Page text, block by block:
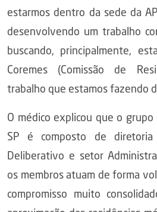
estarmos dentro da sede da
desenvolvendo um trabalho
buscando, principalmente,
Coremes (Comissão de
trabalho que estamos fazendo
O médico explicou que o grupo
SP é composto de diretoria
Deliberativo e setor
os membros atuam de forma
compromisso muito